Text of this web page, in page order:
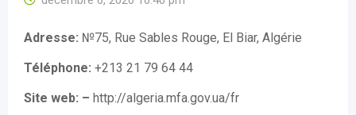
Adresse: №75, Rue Sables Rouge, El Biar, Algérie
Téléphone: +213 21 79 64 44
Site web: – http://algeria.mfa.gov.ua/fr